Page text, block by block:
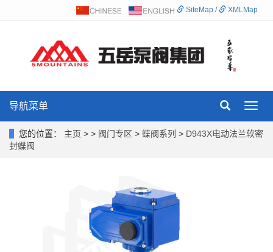
SiteMap / XMLMap
导航菜单
您的位置： 主页 > > 阀门专区 > 蝶阀系列 > D943X电动法兰软密
封蝶阀